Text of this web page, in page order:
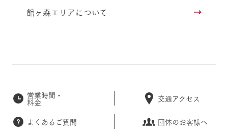
館ヶ森エリアについて
営業時間・
料金 交通アクセス
よくあるご質問
団体のお客様へ